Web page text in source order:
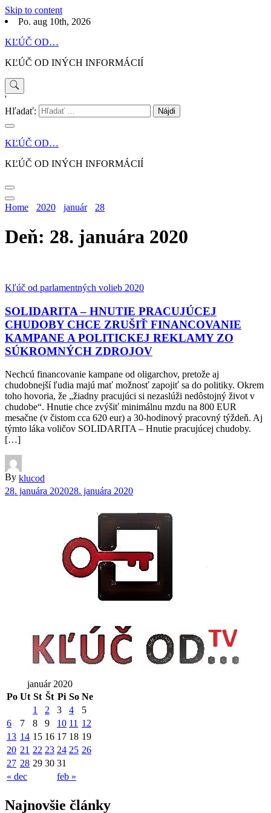
Skip to content
Po. aug 10th, 2026
KĽÚČ OD…
KĽÚČ OD INÝCH INFORMÁCIÍ
'
Hľadať:
KĽÚČ OD…
KĽÚČ OD INÝCH INFORMÁCIÍ
Home 2020 január 28
Deň: 28. januára 2020
Kľúč od parlamentných volieb 2020
SOLIDARITA – HNUTIE PRACUJÚCEJ
CHUDOBY CHCE ZRUŠIŤ FINANCOVANIE
KAMPANE A POLITICKEJ REKLAMY ZO
SÚKROMNÝCH ZDROJOV
Nechcú financovanie kampane od oligarchov, pretože aj
chudobnejší ľudia majú mať možnosť zapojiť sa do politiky. Okrem
toho hovoria, že „žiadny pracujúci si nezaslúži nedôstojný život v
chudobe“. Hnutie chce zvýšiť minimálnu mzdu na 800 EUR
mesačne (v čistom cca 620 eur) a 30-hodinový pracovný týždeň. Aj
týmto láka voličov SOLIDARITA – Hnutie pracujúcej chudoby.
[…]
By klucod
28. januára 202028. januára 2020
január 2020
Po Ut St Št Pi So Ne
« dec feb »
1 2 3 4
5
6
7 8 9 10 11 12
13 14 15 16 17 18 19
20 21 22 23 24 25 26
27 28 29 30 31
Najnovšie články